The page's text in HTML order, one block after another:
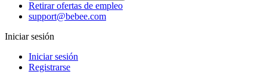
Retirar ofertas de empleo
support@bebee.com
Iniciar sesión
Iniciar sesión
Registrarse